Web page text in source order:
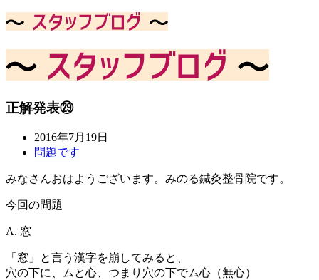
正解発表㉙
2016年7月19日
問題です
みなさんおはようございます。みのる鍼灸整骨院です。
今回の問題
A. 窓
「窓」と言う漢字を崩してみると、
穴の下に、ムと心、つまり穴の下でム心（無心）